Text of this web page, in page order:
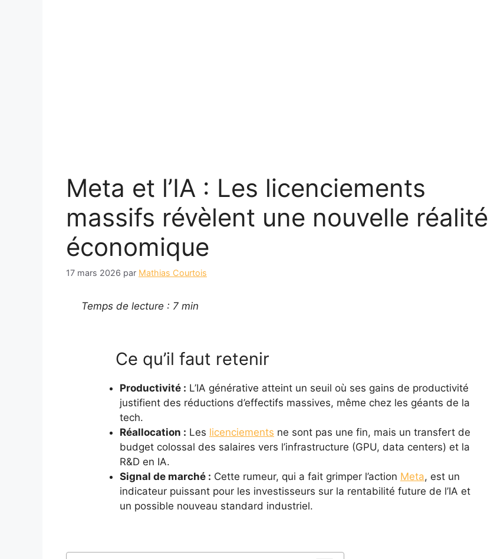
Meta et l’IA : Les licenciements
massifs révèlent une nouvelle réalité
économique
17 mars 2026 par Mathias Courtois
Temps de lecture : 7 min
Ce qu’il faut retenir
Productivité : L’IA générative atteint un seuil où ses gains de productivité
justifient des réductions d’effectifs massives, même chez les géants de la
tech.
Réallocation : Les licenciements ne sont pas une fin, mais un transfert de
budget colossal des salaires vers l’infrastructure (GPU, data centers) et la
R&D en IA.
Signal de marché : Cette rumeur, qui a fait grimper l’action Meta, est un
indicateur puissant pour les investisseurs sur la rentabilité future de l’IA et
un possible nouveau standard industriel.